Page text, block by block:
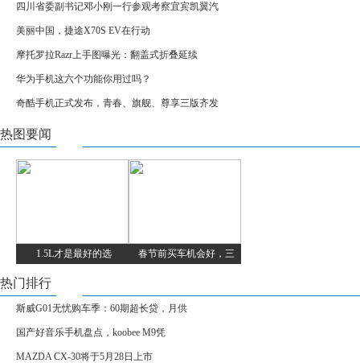
四川省委副书记邓小刚一行参观考察宜宾凯翼汽
美丽中国，捷途X70S EV在行动
摩托罗拉Razr上手图曝光：翻盖式折叠延续
华为手机这六个功能你用过吗？
奇酷手机正式发布，青春、旗舰、尊享三版齐发
热图要闻
1.5L才是最好的选 春节前买车机会好，三
热门排行
斯威G01无忧购车季：60期超长贷，月供
国产好音乐手机盘点，koobee M9凭
MAZDA CX-30将于5月28日上市